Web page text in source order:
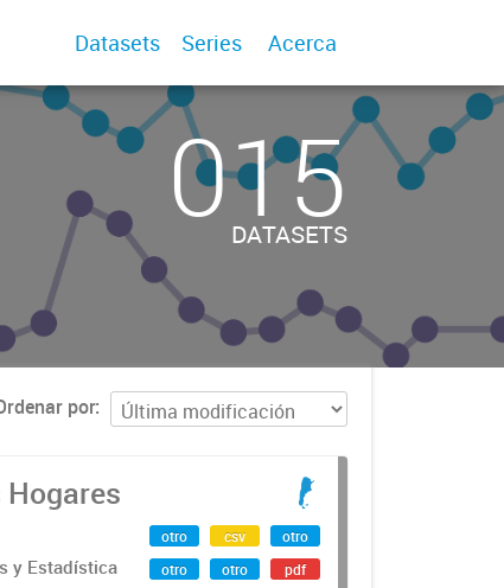
Datasets Series Acerca
015
DATASETS
por
Hogares
y Estadística
otro csv
otro
otro
otro pdf